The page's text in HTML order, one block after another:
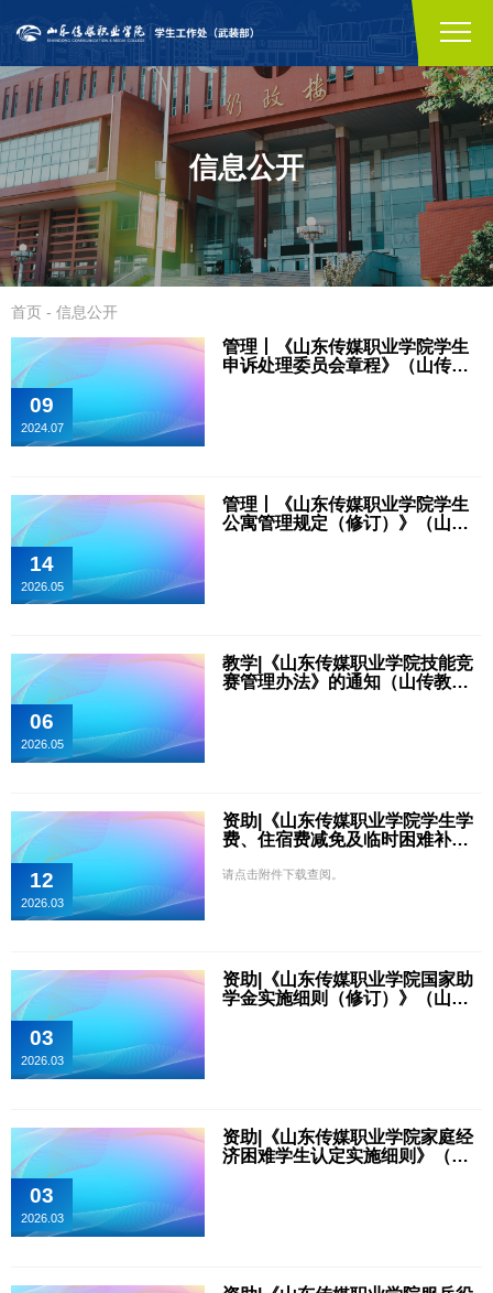
信息公开
首页 - 信息公开
09
2024.07
管理丨《山东传媒职业学院学生
申诉处理委员会章程》（山传学
14
2026.05
管理丨《山东传媒职业学院学生
公寓管理规定（修订）》（山传
06
2026.05
教学|《山东传媒职业学院技能竞
赛管理办法》的通知（山传教字
12
2026.03
资助|《山东传媒职业学院学生学
费、住宿费减免及临时困难补助
〔2026〕1号）
请点击附件下载查阅。
03
2026.03
资助|《山东传媒职业学院国家助
学金实施细则（修订）》（山传
03
2026.03
资助|《山东传媒职业学院家庭经
济困难学生认定实施细则》（山